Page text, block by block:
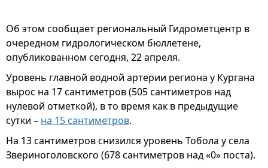
Об этом сообщает региональный Гидрометцентр в
очередном гидрологическом бюллетене,
опубликованном сегодня, 22 апреля.
Уровень главной водной артерии региона у Кургана
вырос на 17 сантиметров (505 сантиметров над
нулевой отметкой), в то время как в предыдущие
сутки – на 15 сантиметров.
На 13 сантиметров снизился уровень Тобола у села
Звериноголовского (678 сантиметров над «0» поста).